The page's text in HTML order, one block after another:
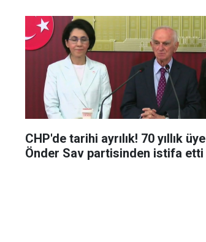
CHP'de tarihi ayrılık! 70 yıllık üye
Önder Sav partisinden istifa etti